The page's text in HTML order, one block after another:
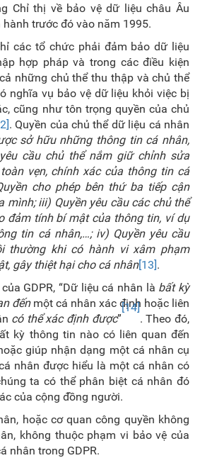
Chỉ thị về bảo vệ dữ liệu châu Âu
trước đó vào năm 1995.
các tổ chức phải đảm bảo dữ liệu
hợp pháp và trong các điều kiện
những chủ thể thu thập và chủ thể
nghĩa vụ bảo vệ dữ liệu khỏi việc bị
cũng như tôn trọng quyền của chủ
. Quyền của chủ thể dữ liệu cá nhân
sở hữu những thông tin cá nhân,
cầu chủ thể nắm giữ chỉnh sửa
vẹn, chính xác của thông tin cá
cho phép bên thứ ba tiếp cận
mình; iii) Quyền yêu cầu các chủ thể
đảm tính bí mật của thông tin, ví dụ
tin cá nhân,…; iv) Quyền yêu cầu
thường khi có hành vi xâm phạm
gây thiệt hại cho cá nhân[13].
GDPR, “Dữ liệu cá nhân là bất kỳ
đếnmột cá nhân xác định hoặc liên
có thể xác định được”
[14]
. Theo đó,
kỳ thông tin nào có liên quan đến
giúp nhận dạng một cá nhân cụ
nhân được hiểu là một cá nhân có
ta có thể phân biệt cá nhân đó
của cộng đồng người.
hoặc cơ quan công quyền không
không thuộc phạm vi bảo vệ của
nhân trong GDPR.